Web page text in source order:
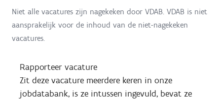
Niet alle vacatures zijn nagekeken door VDAB. VDAB is niet
aansprakelijk voor de inhoud van de niet-nagekeken
vacatures.
Rapporteer vacature
Zit deze vacature meerdere keren in onze
jobdatabank, is ze intussen ingevuld, bevat ze